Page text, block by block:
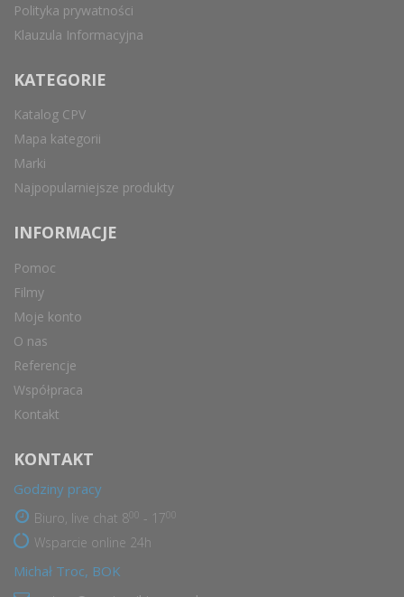
Polityka prywatności
Klauzula Informacyjna
KATEGORIE
Katalog CPV
Mapa kategorii
Marki
Najpopularniejsze produkty
INFORMACJE
Pomoc
Filmy
Moje konto
O nas
Referencje
Współpraca
Kontakt
KONTAKT
Godziny pracy
Biuro, live chat 8 - 17
Wsparcie online 24h
Michał Troc, BOK